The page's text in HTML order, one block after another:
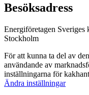
Besöksadress
Energiföretagen Sveriges
Stockholm
För att kunna ta del av
användande av
inställningarna för
Ändra inställningar